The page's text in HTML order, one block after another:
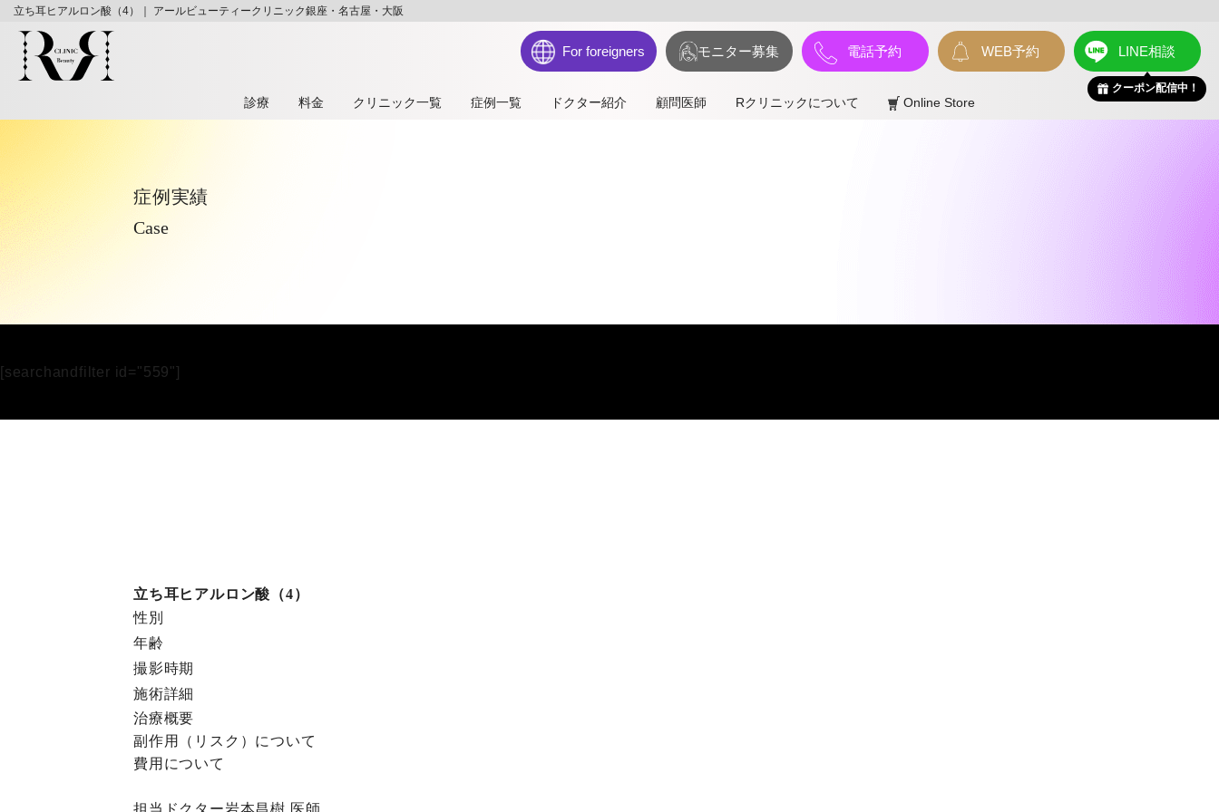
立ち耳ヒアルロン酸（4）｜ アールビューティークリニック銀座・名古屋・大阪
For foreigners モニター募集 電話予約 WEB予約 LINE相談
クーポン配信中！
診療 料⾦ クリニック一覧 症例一覧 ドクター紹介 顧問医師 Rクリニックについて Online Store
症例実績
Case
[searchandfilter id="559"]
立ち耳ヒアルロン酸（4）
性別
年齢
撮影時期
施術詳細
治療概要
副作⽤（リスク）について
費⽤について
担当ドクター岩本昌樹 医師